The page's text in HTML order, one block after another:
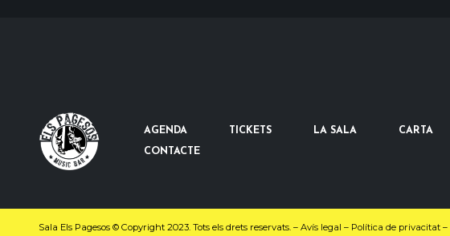
AGENDA TICKETS LA SALA CARTA
CONTACTE
Sala Els Pagesos © Copyright 2023. Tots els drets reservats. – Avís legal – Política de privacitat –